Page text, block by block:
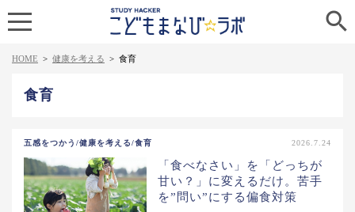

HOME > 健康を考える > 食育
食育
五感をつかう/健康を考える/食育 2026.7.24
「食べなさい」を「どっちが
甘い？」に変えるだけ。苦手
を”問い”にする偏食対策